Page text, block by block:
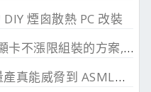
煙囪散熱 PC 改裝
台灣通路商取消顯卡不漲限組裝的方案, 直漲 20~45%
中國 DUV 宣告量產真能威脅到 ASML？外媒稱相差甚遠